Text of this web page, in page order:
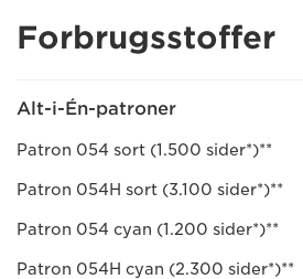
Forbrugsstoffer
Alt-i-Én-patroner
Patron 054 sort (1.500 sider*)**
Patron 054H sort (3.100 sider*)**
Patron 054 cyan (1.200 sider*)**
Patron 054H cyan (2.300 sider*)**